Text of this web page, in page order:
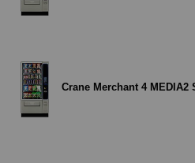
Crane Merchant 4 MEDIA2